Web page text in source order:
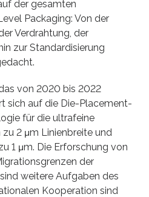
der gesamten
Packaging: Von der
Verdrahtung, der
zur Standardisierung
von 2020 bis 2022
sich auf die Die-Placement-
für die ultrafeine
2 μm Linienbreite und
1 μm. Die Erforschung von
der
weitere Aufgaben des
Kooperation sind